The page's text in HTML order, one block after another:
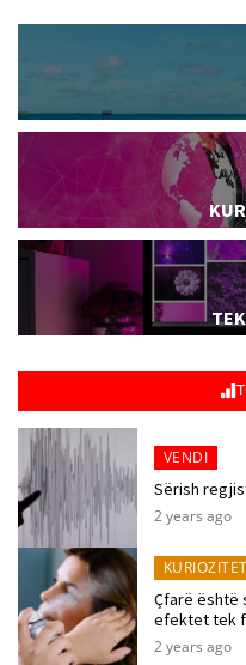
VENDI
Sërish
2 years ago
Çfarë është
efektet tek
2 years ago